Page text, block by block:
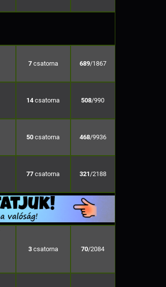
7 689/1867
14 508/990
50 468/9936
77 321/2188
3 70/2084